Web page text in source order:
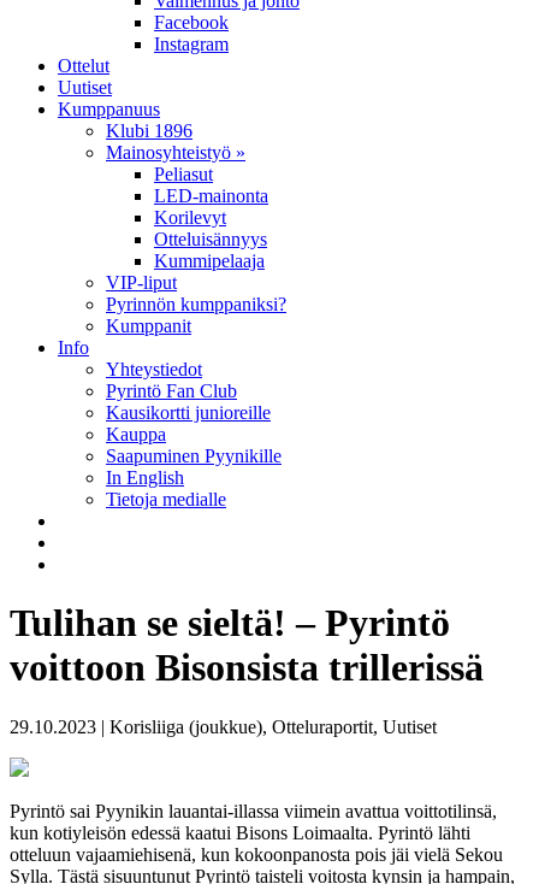
Facebook
Instagram
Ottelut
Uutiset
Kumppanuus
Klubi 1896
Mainosyhteistyö »
Peliasut
LED-mainonta
Korilevyt
Otteluisännyys
Kummipelaaja
VIP-liput
Pyrinnön kumppaniksi?
Kumppanit
Info
Yhteystiedot
Pyrintö Fan Club
Kausikortti junioreille
Kauppa
Saapuminen Pyynikille
In English
Tietoja medialle
Tulihan se sieltä! – Pyrintö
voittoon Bisonsista trillerissä
29.10.2023 | Korisliiga (joukkue), Otteluraportit, Uutiset
Pyrintö sai Pyynikin lauantai-illassa viimein avattua voittotilinsä,
kun kotiyleisön edessä kaatui Bisons Loimaalta. Pyrintö lähti
otteluun vajaamiehisenä, kun kokoonpanosta pois jäi vielä Sekou
Sylla. Tästä sisuuntunut Pyrintö taisteli voitosta kynsin ja hampain,